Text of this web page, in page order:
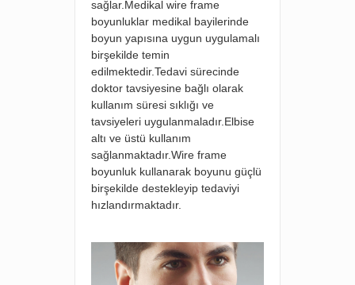
sağlar.Medikal wire frame
boyunluklar medikal bayilerinde
boyun yapısına uygun uygulamalı
birşekilde temin
edilmektedir.Tedavi sürecinde
doktor tavsiyesine bağlı olarak
kullanım süresi sıklığı ve
tavsiyeleri uygulanmaladır.Elbise
altı ve üstü kullanım
sağlanmaktadır.Wire frame
boyunluk kullanarak boyunu güçlü
birşekilde destekleyip tedaviyi
hızlandırmaktadır.